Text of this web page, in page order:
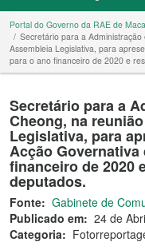
Portal do Governo da RAE de
Secretário para a
Assembleia Legislativa, para
para o ano financeiro de 2020 e
Secretário para a
Cheong, na
Legislativa, para
Acção
financeiro de 2020
deputados.
Fonte: Gabinete de
Publicado em: 24 de
Categoria: